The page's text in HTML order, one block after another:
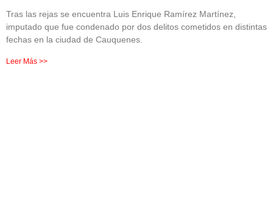
Tras las rejas se encuentra Luis Enrique Ramírez Martínez,
imputado que fue condenado por dos delitos cometidos en distintas
fechas en la ciudad de Cauquenes.
Leer Más >>